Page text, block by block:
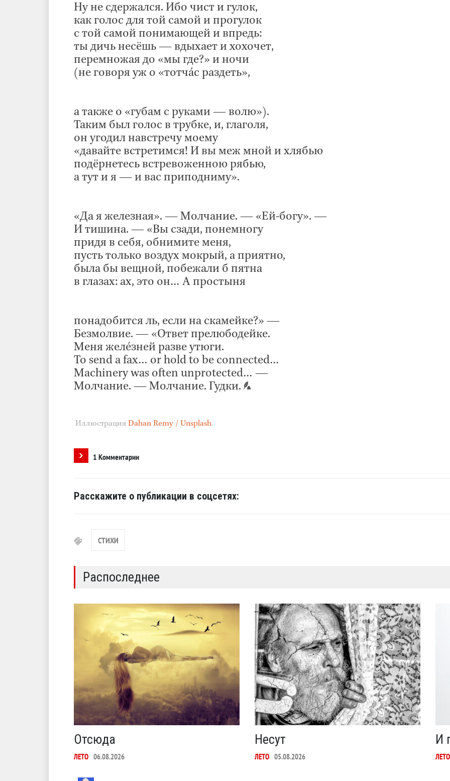
Ну не сдержался. Ибо чист и гулок,
как голос для той самой и прогулок
с той самой понимающей и впредь:
ты дичь несёшь — вдыхает и хохочет,
перемножая до «мы где?» и ночи
(не говоря уж о «тотчáс раздеть»,
а также о «губам с руками — волю»).
Таким был голос в трубке, и, глаголя,
он угодил навстречу моему
«давайте встретимся! И вы меж мной и хлябью
подёрнетесь встревоженною рябью,
а тут и я — и вас приподниму».
«Да я железная». — Молчание. — «Ей-богу». —
И тишина. — «Вы сзади, понемногу
придя в себя, обнимите меня,
пусть только воздух мокрый, а приятно,
была бы вещной, побежали б пятна
в глазах: ах, это он… А простыня
понадобится ль, если на скамейке?» —
Безмолвие. — «Ответ прелюбодейке.
Меня желéзней разве утюги.
To send a fax… or hold to be connected…
Machinery was often unprotected… —
Молчание. — Молчание. Гудки.
Иллюстрация Dahan Remy / Unsplash.
1 Комментарии
Расскажите о публикации в соцсетях:
СТИХИ
Распоследнее
Отсюда
ЛЕТО 06.08.2026
Несут
ЛЕТО 05.08.2026
И
ЛЕТО